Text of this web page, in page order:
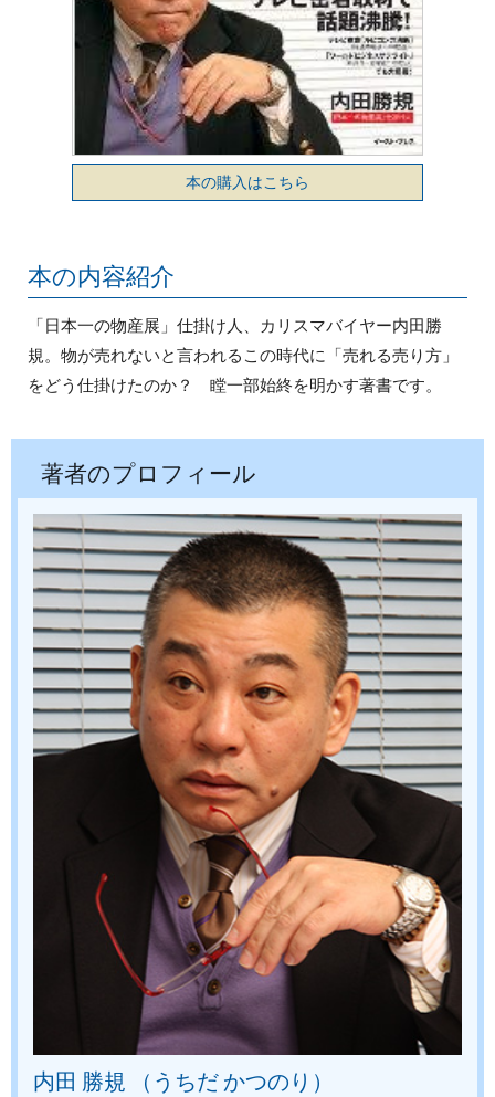
本の購入はこちら
本の内容紹介
「日本一の物産展」仕掛け人、カリスマバイヤー内田勝
規。物が売れないと言われるこの時代に「売れる売り方」
をどう仕掛けたのか？ 瞠一部始終を明かす著書です。
著者のプロフィール
内田 勝規 （うちだ かつのり）